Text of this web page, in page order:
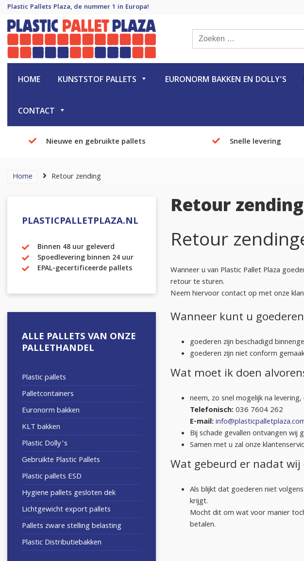
Plastic Pallets Plaza, de nummer 1 in Europa!
Plastic Pallet Plaza
Plastic Pallets Plaza, de nummer 1 in Europa!
HOME KUNSTSTOF PALLETS EURONORM BAKKEN EN DOLLY'S
CONTACT
Nieuwe en gebruikte pallets Snelle levering
Home Retour zending
Retour zending
Retour
Wanneer u van Plastic Pallet Plaza
retour te sturen.
Neem hiervoor contact op met onze
Wanneer kunt u
goederen zijn beschadigd
goederen zijn niet conform
Wat moet ik doen
neem, zo snel mogelijk na
Telefonisch:036 7604 262
E-mail:
Bij schade gevallen ontvangen
Samen met u zal onze
Wat gebeurd er nadat
Als blijkt dat goederen niet
krijgt.
Mocht dit om wat voor manier
betalen.
PLASTICPALLETPLAZA.NL
Binnen 48 uur geleverd
Spoedlevering binnen 24 uur
EPAL-gecertificeerde pallets
ALLE PALLETS VAN ONZE
PALLETHANDEL
Plastic pallets
Palletcontainers
Euronorm bakken
KLT bakken
Plastic Dolly’s
Gebruikte Plastic Pallets
Plastic pallets ESD
Hygiene pallets gesloten dek
Lichtgewicht export pallets
Pallets zware stelling belasting
Plastic Distributiebakken